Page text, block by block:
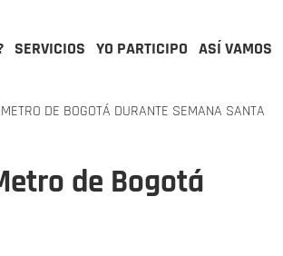
SERVICIOS YO PARTICIPO ASÍ VAMOS
DE BOGOTÁ DURANTE SEMANA SANTA
de Bogotá